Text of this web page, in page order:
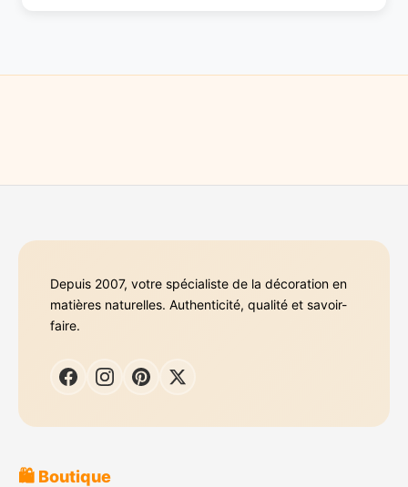
Depuis 2007, votre spécialiste de la décoration en
matières naturelles. Authenticité, qualité et savoir-
faire.
🛍️ Boutique